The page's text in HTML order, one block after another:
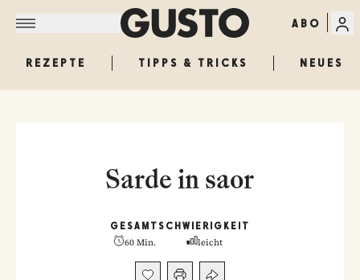
ABO
REZEPTE TIPPS & TRICKS NEUES
Sarde in saor
GESAMT
60 Min.
SCHWIERIGKEIT
leicht